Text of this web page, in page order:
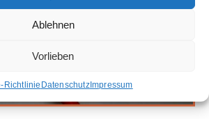
Ablehnen
Vorlieben
Richtlinie DatenschutzImpressum